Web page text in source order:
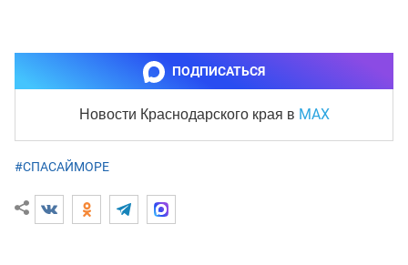
ПОДПИСАТЬСЯ
Новости Краснодарского края в MAX
#СПАСАЙМОРЕ